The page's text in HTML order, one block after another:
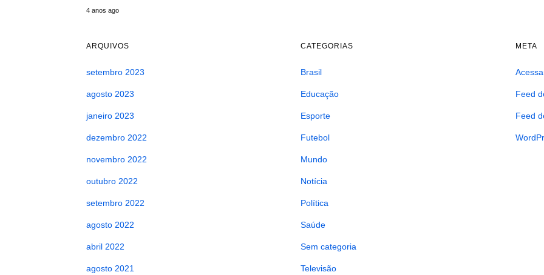
4 anos ago
ARQUIVOS
setembro 2023
agosto 2023
janeiro 2023
dezembro 2022
novembro 2022
outubro 2022
setembro 2022
agosto 2022
abril 2022
agosto 2021
CATEGORIAS
Brasil
Educação
Esporte
Futebol
Mundo
Notícia
Política
Saúde
Sem categoria
Televisão
META
Feed
Feed